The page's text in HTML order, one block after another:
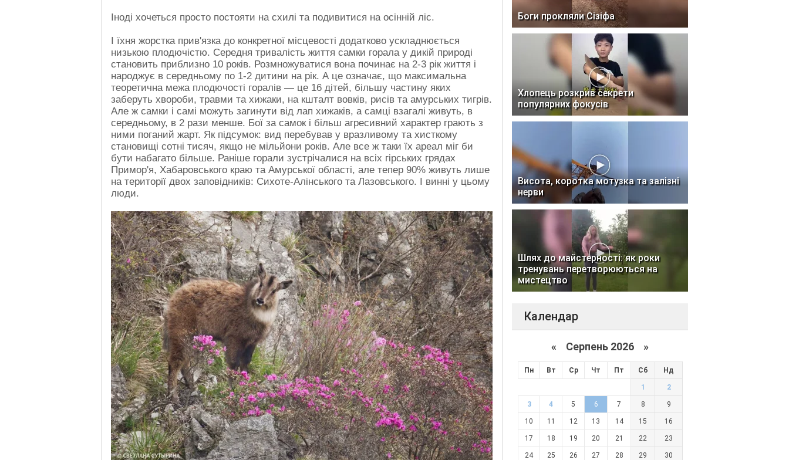
Іноді хочеться просто постояти на схилі та подивитися на осінній ліс.
І їхня жорстка прив'язка до конкретної місцевості додатково ускладнюється
низькою плодючістю. Середня тривалість життя самки горала у дикій природі
становить приблизно 10 років. Розмножуватися вона починає на 2-3 рік життя і
народжує в середньому по 1-2 дитини на рік. А це означає, що максимальна
теоретична межа плодючості горалів — це 16 дітей, більшу частину яких
заберуть хвороби, травми та хижаки, на кшталт вовків, рисів та амурських тигрів.
Але ж самки і самі можуть загинути від лап хижаків, а самці взагалі живуть, в
середньому, в 2 рази менше. Бої за самок і більш агресивний характер грають з
ними поганий жарт. Як підсумок: вид перебував у вразливому та хисткому
становищі сотні тисяч, якщо не мільйони років. Але все ж таки їх ареал міг би
бути набагато більше. Раніше горали зустрічалися на всіх гірських грядах
Примор'я, Хабаровського краю та Амурської області, але тепер 90% живуть лише
на території двох заповідників: Сихоте-Алінського та Лазовського. І винні у цьому
люди.
Боги прокляли Сізіфа
Хлопець розкрив секрети
популярних фокусів
Висота, коротка мотузка та залізні
нерви
Шлях до майстерності: як роки
тренувань перетворюються на
мистецтво
Календар
« Серпень 2026 »
Пн Вт Ср Чт Пт Сб Нд
1 2
3 4 5 6 7 8 9
10 11 12 13 14 15 16
17 18 19 20 21 22 23
24 25 26 27 28 29 30